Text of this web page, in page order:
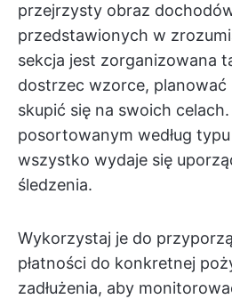
przejrzysty obraz
przedstawionych w
sekcja jest zorganizowana
dostrzec wzorce, planować
skupić się na swoich
posortowanym według
wszystko wydaje się
śledzenia.
Wykorzystaj je do
płatności do konkretnej
zadłużenia, aby